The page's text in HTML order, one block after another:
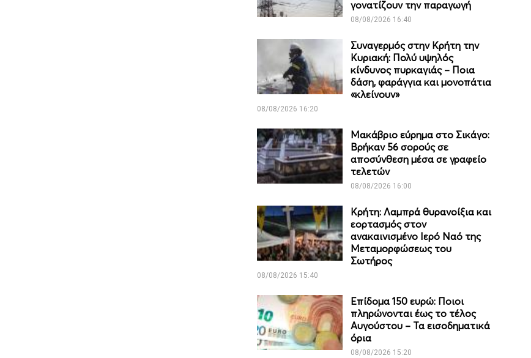
γονατίζουν την παραγωγή
08/08/2026 16:40
Συναγερμός στην Κρήτη την
Κυριακή: Πολύ υψηλός
κίνδυνος πυρκαγιάς – Ποια
δάση, φαράγγια και μονοπάτια
«κλείνουν»
08/08/2026 16:20
Μακάβριο εύρημα στο Σικάγο:
Βρήκαν 56 σορούς σε
αποσύνθεση μέσα σε γραφείο
τελετών
08/08/2026 16:00
Κρήτη: Λαμπρά θυρανοίξια και
εορτασμός στον
ανακαινισμένο Ιερό Ναό της
Μεταμορφώσεως του
Σωτήρος
08/08/2026 15:40
Επίδομα 150 ευρώ: Ποιοι
πληρώνονται έως το τέλος
Αυγούστου – Τα εισοδηματικά
όρια
08/08/2026 15:20